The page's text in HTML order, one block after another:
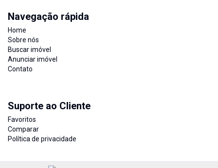
Navegação rápida
Home
Sobre nós
Buscar imóvel
Anunciar imóvel
Contato
Suporte ao Cliente
Favoritos
Comparar
Política de privacidade